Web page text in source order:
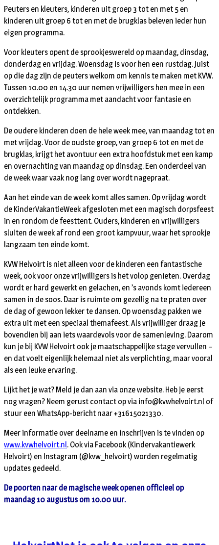
Peuters en kleuters, kinderen uit groep 3 tot en met 5 en
kinderen uit groep 6 tot en met de brugklas beleven ieder hun
eigen programma.
Voor kleuters opent de sprookjeswereld op maandag, dinsdag,
donderdag en vrijdag. Woensdag is voor hen een rustdag. Juist
op die dag zijn de peuters welkom om kennis te maken met KVW.
Tussen 10.00 en 14.30 uur nemen vrijwilligers hen mee in een
overzichtelijk programma met aandacht voor fantasie en
ontdekken.
De oudere kinderen doen de hele week mee, van maandag tot en
met vrijdag. Voor de oudste groep, van groep 6 tot en met de
brugklas, krijgt het avontuur een extra hoofdstuk met een kamp
en overnachting van maandag op dinsdag. Een onderdeel van
de week waar vaak nog lang over wordt nagepraat.
Aan het einde van de week komt alles samen. Op vrijdag wordt
de KinderVakantieWeek afgesloten met een magisch dorpsfeest
in en rondom de feesttent. Ouders, kinderen en vrijwilligers
sluiten de week af rond een groot kampvuur, waar het sprookje
langzaam ten einde komt.
KVW Helvoirt is niet alleen voor de kinderen een fantastische
week, ook voor onze vrijwilligers is het volop genieten. Overdag
wordt er hard gewerkt en gelachen, en ’s avonds komt iedereen
samen in de soos. Daar is ruimte om gezellig na te praten over
de dag of gewoon lekker te dansen. Op woensdag pakken we
extra uit met een speciaal themafeest. Als vrijwilliger draag je
bovendien bij aan iets waardevols voor de samenleving. Daarom
kun je bij KVW Helvoirt ook je maatschappelijke stage vervullen –
en dat voelt eigenlijk helemaal niet als verplichting, maar vooral
als een leuke ervaring.
Lijkt het je wat? Meld je dan aan via onze website. Heb je eerst
nog vragen? Neem gerust contact op via info@kvwhelvoirt.nl of
stuur een WhatsApp-bericht naar +31615021330.
Meer informatie over deelname en inschrijven is te vinden op
www.kvwhelvoirt.nl. Ook via Facebook (Kindervakantiewerk
Helvoirt) en Instagram (@kvw_helvoirt) worden regelmatig
updates gedeeld.
De poorten naar de magische week openen officieel op
maandag 10 augustus om 10.00 uur.